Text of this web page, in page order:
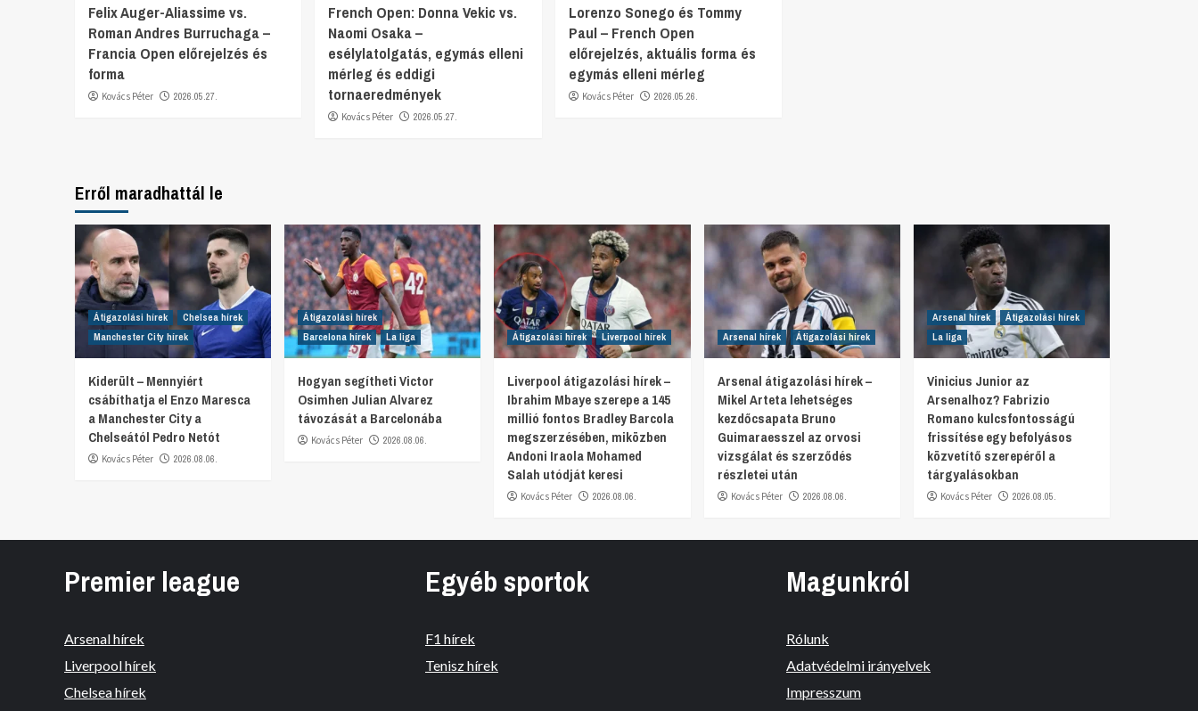
Felix Auger-Aliassime vs.
Roman Andres Burruchaga –
Francia Open előrejelzés és
forma
Kovács Péter 2026.05.27.
French Open: Donna Vekic vs.
Naomi Osaka –
esélylatolgatás, egymás elleni
mérleg és eddigi
tornaeredmények
Kovács Péter 2026.05.27.
Lorenzo Sonego és Tommy
Paul – French Open
előrejelzés, aktuális forma és
egymás elleni mérleg
Kovács Péter 2026.05.26.
Erről maradhattál le
Átigazolási hírek
Chelsea hírek
Manchester City hírek
Kiderült – Mennyiért
csábíthatja el Enzo Maresca
a Manchester City a
Chelseától Pedro Netót
Kovács Péter 2026.08.06.
Átigazolási hírek
Barcelona hírek
La liga
Hogyan segítheti Victor
Osimhen Julian Alvarez
távozását a Barcelonába
Kovács Péter 2026.08.06.
Átigazolási hírek Liverpool hírek
Liverpool átigazolási hírek –
Ibrahim Mbaye szerepe a 145
millió fontos Bradley Barcola
megszerzésében, miközben
Andoni Iraola Mohamed
Salah utódját keresi
Kovács Péter 2026.08.06.
Arsenal hírek Átigazolási hírek
Arsenal átigazolási hírek –
Mikel Arteta lehetséges
kezdőcsapata Bruno
Guimaraesszel az orvosi
vizsgálat és szerződés
részletei után
Kovács Péter 2026.08.06.
Arsenal hírek
Átigazolási hírek
La liga
Vinicius Junior az
Arsenalhoz? Fabrizio
Romano kulcsfontosságú
frissítése egy befolyásos
közvetítő szerepéről a
tárgyalásokban
Kovács Péter 2026.08.05.
Premier league
Arsenal hírek
Liverpool hírek
Chelsea hírek
Egyéb sportok
F1 hírek
Tenisz hírek
Magunkról
Rólunk
Adatvédelmi irányelvek
Impresszum